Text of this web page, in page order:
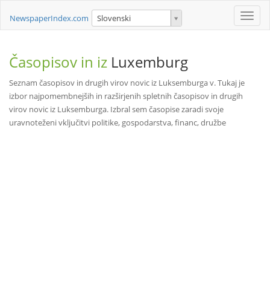
Toggle
NewspaperIndex.com Slovenski
Časopisov in iz Luxemburg
Seznam časopisov in drugih virov novic iz Luksemburga v. Tukaj je
izbor najpomembnejših in razširjenih spletnih časopisov in drugih
virov novic iz Luksemburga. Izbral sem časopise zaradi svoje
uravnoteženi vključitvi politike, gospodarstva, financ, družbe